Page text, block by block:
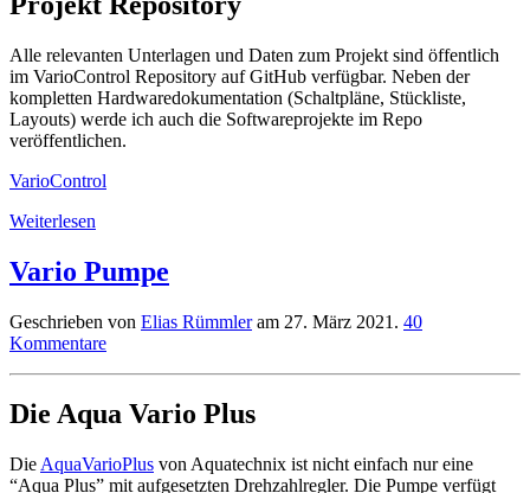
Alle relevanten Unterlagen und Daten zum Projekt sind öffentlich
im VarioControl Repository auf GitHub verfügbar. Neben der
kompletten Hardwaredokumentation (Schaltpläne, Stückliste,
Layouts) werde ich auch die Softwareprojekte im Repo
veröffentlichen.
VarioControl
Weiterlesen
Vario Pumpe
Geschrieben von Elias Rümmleram 27. März 2021 . 40
Kommentare
Die Aqua Vario Plus
Die AquaVarioPlus von Aquatechnix ist nicht einfach nur eine
“Aqua Plus” mit aufgesetzten Drehzahlregler. Die Pumpe verfügt